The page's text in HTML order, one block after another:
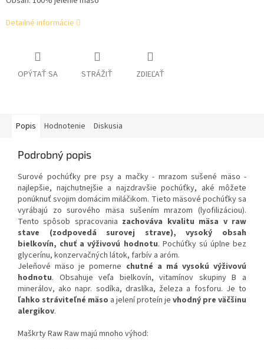
Detailné informácie
OPÝTAŤ SA STRÁŽIŤ ZDIEĽAŤ
Popis Hodnotenie Diskusia
Podrobný popis
Surové pochúťky pre psy a mačky - mrazom sušené mäso -
najlepšie, najchutnejšie a najzdravšie pochúťky, aké môžete
ponúknuť svojim domácim miláčikom. Tieto mäsové pochúťky sa
vyrábajú zo surového mäsa sušením mrazom (lyofilizáciou).
Tento spôsob spracovania zachováva kvalitu mäsa v raw
stave (zodpovedá surovej strave), vysoký obsah
bielkovín, chuť a výživovú hodnotu. Pochúťky sú úplne bez
glycerínu, konzervačných látok, farbív a aróm.
Jeleňové mäso je pomerne chutné a má vysokú výživovú
hodnotu. Obsahuje veľa bielkovín, vitamínov skupiny B a
minerálov, ako napr. sodíka, draslíka, železa a fosforu. Je to
ľahko stráviteľné mäso a jelení proteín je vhodný pre väčšinu
alergikov.
Maškrty Raw Raw majú mnoho výhod: